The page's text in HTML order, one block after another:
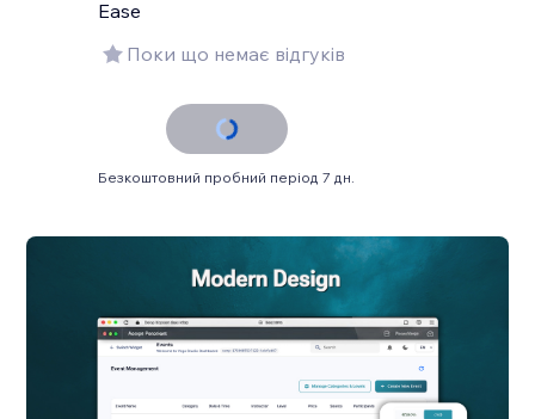
Ease
Поки що немає відгуків
Безкоштовний пробний період 7 дн.